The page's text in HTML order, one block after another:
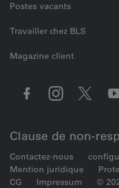
Postes vacants
Travailler chez BLS
Magazine client
Clause de non-
Contactez-nous
Mention juridique
CG
Impressum ©